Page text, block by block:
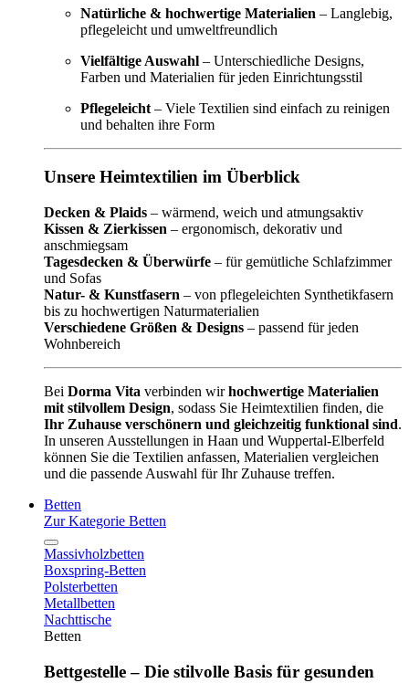
Natürliche & hochwertige Materialien – Langlebig,
pflegeleicht und umweltfreundlich
Vielfältige Auswahl – Unterschiedliche Designs,
Farben und Materialien für jeden Einrichtungsstil
Pflegeleicht – Viele Textilien sind einfach zu reinigen
und behalten ihre Form
Unsere Heimtextilien im Überblick
Decken & Plaids – wärmend, weich und atmungsaktiv
Kissen & Zierkissen – ergonomisch, dekorativ und
anschmiegsam
Tagesdecken & Überwürfe – für gemütliche Schlafzimmer
und Sofas
Natur- & Kunstfasern – von pflegeleichten Synthetikfasern
bis zu hochwertigen Naturmaterialien
Verschiedene Größen & Designs – passend für jeden
Wohnbereich
Bei Dorma Vita verbinden wirhochwertige Materialien
mit stilvollem Design, sodass Sie Heimtextilien finden, die
Ihr Zuhause verschönern und gleichzeitig funktional sind.
In unseren Ausstellungen in Haan und Wuppertal-Elberfeld
können Sie die Textilien anfassen, Materialien vergleichen
und die passende Auswahl für Ihr Zuhause treffen.
Betten
Zur Kategorie Betten
Massivholzbetten
Boxspring-Betten
Polsterbetten
Metallbetten
Nachttische
Betten
Bettgestelle – Die stilvolle Basis für gesunden